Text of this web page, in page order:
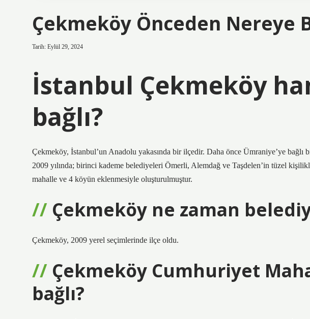
Çekmeköy Önceden Nereye
Tarih: Eylül 29, 2024
İstanbul Çekmeköy
bağlı?
Çekmeköy, İstanbul’un Anadolu yakasında bir ilçedir. Daha önce Ümraniye’ye
2009 yılında; birinci kademe belediyeleri Ömerli, Alemdağ ve Taşdelen’in tüzel
mahalle ve 4 köyün eklenmesiyle oluşturulmuştur.
Çekmeköy ne zaman
Çekmeköy, 2009 yerel seçimlerinde ilçe oldu.
Çekmeköy Cumhuriyet
bağlı?